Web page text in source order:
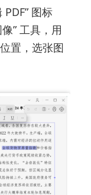
图标
” 工具，用
置，选张图